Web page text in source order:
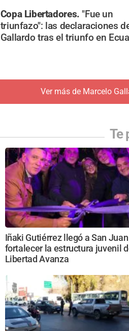
Copa Libertadores. "Fue un
triunfazo": las declaraciones
Gallardo tras el triunfo en
Ver más de Marcelo
Te
Iñaki Gutiérrez llegó a San
fortalecer la estructura juvenil
Libertad Avanza